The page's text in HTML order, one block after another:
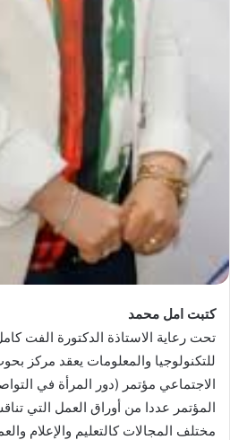
كتبت امل محمد
تحت رعاية الاستاذة الدكتورة الفت
للتكنولوجيا والمعلومات يعقد مركز
الاجتماعي مؤتمر (دور المرأة في
المؤتمر عددا من أوراق العمل التي
مختلف المجالات كالتعليم والإعلام